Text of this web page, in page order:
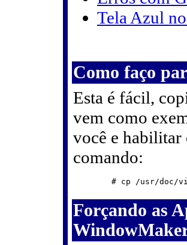
Tela Azul
Como faço
Esta é fácil,
vem como
você e
comando:
Forçando as